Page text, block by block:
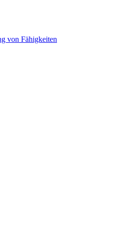
Spielen
von Fähigkeiten